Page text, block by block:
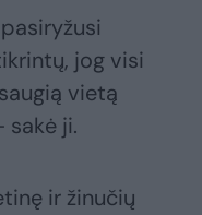
jog visi
vietą
sakė ji.
ir žinučių